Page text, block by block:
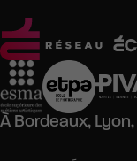
À Bordeaux, Lyon,